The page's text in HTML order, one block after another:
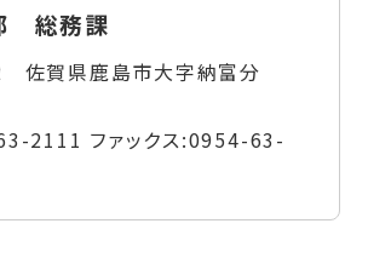
総務課
佐賀県鹿島市大字納富分
2111 ファックス:0954-63-